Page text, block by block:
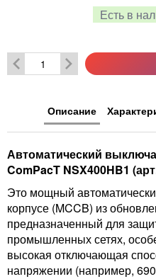
Есть в
Описание
Автоматический
ComPacT NSX400HB1
Это мощный
корпусе (MCCB) из
предназначенный для
промышленных сетях,
высокая отключающая
напряжении (например,